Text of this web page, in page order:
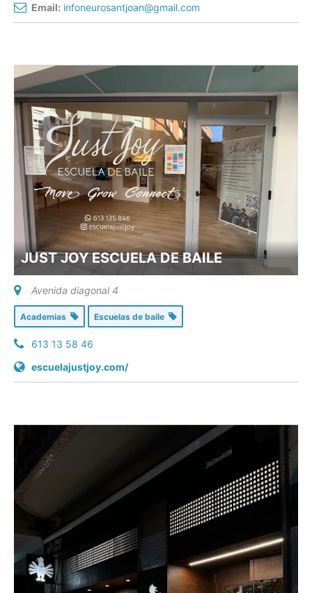
Email: infoneurosantjoan@gmail.com
JUST JOY ESCUELA DE BAILE
Avenida diagonal 4
Academias Escuelas de baile
613 13 58 46
escuelajustjoy.com/